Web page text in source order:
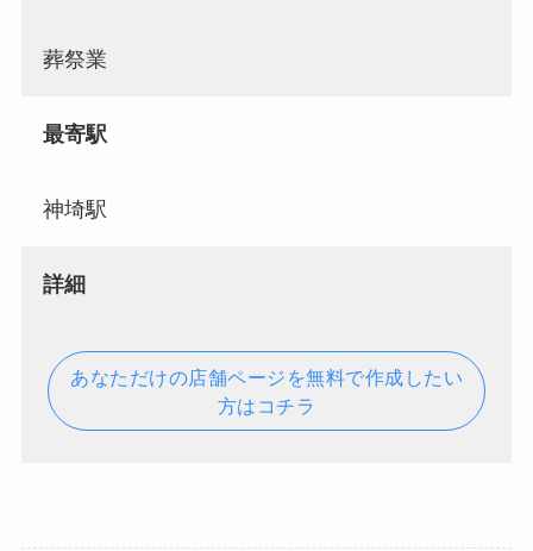
葬祭業
最寄駅
神埼駅
詳細
あなただけの店舗ページを無料で作成したい
方はコチラ